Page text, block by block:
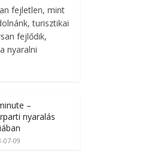
fejletlen, mint
turisztikai
fejlődik,
nyaralni
–
nyaralás
07-09